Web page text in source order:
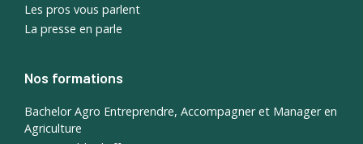
Les pros vous parlent
La presse en parle
Nos formations
Bachelor Agro Entreprendre, Accompagner et Manager en
Agriculture